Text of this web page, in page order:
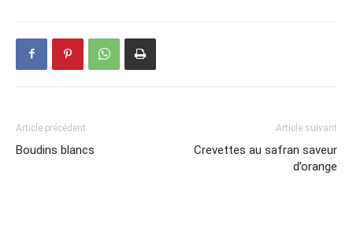
Article précédent
Boudins blancs
Article suivant
Crevettes au safran saveur
d’orange